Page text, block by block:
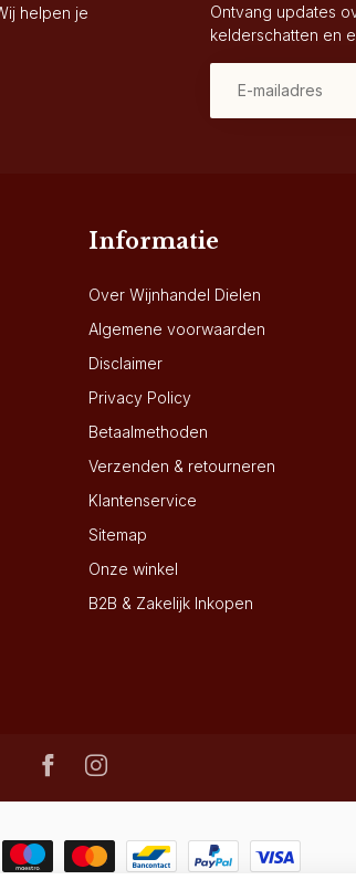
helpen je
Ontvang updates
kelderschatten en
Informatie
Over Wijnhandel Dielen
Algemene voorwaarden
Disclaimer
Privacy Policy
Betaalmethoden
Verzenden & retourneren
Klantenservice
Sitemap
Onze winkel
B2B & Zakelijk Inkopen